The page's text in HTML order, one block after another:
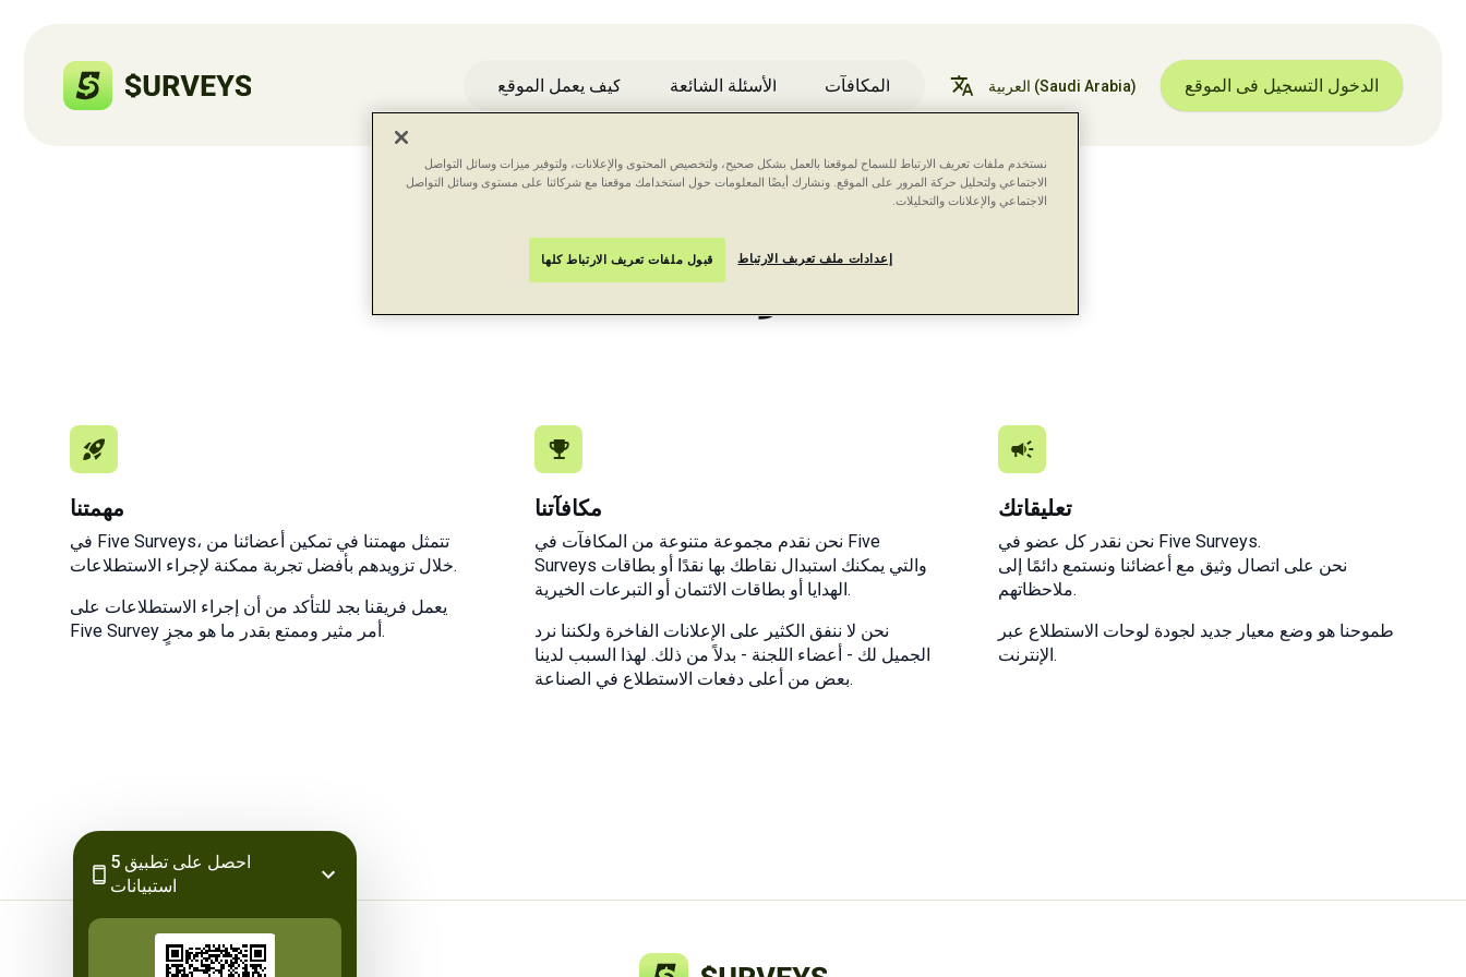
كيف يعمل الموقع الأسئلة الشائعة المكافآت العربية (Saudi Arabia) الدخول التسجيل فى الموقع
كلمة عن خمس استطلاعات
معلومات عنا
مهمتنا
في Five Surveys، تتمثل مهمتنا في تمكين أعضائنا من
خلال تزويدهم بأفضل تجربة ممكنة لإجراء الاستطلاعات.
يعمل فريقنا بجد للتأكد من أن إجراء الاستطلاعات على
Five Survey أمر مثير وممتع بقدر ما هو مجزٍ.
مكافآتنا
نحن نقدم مجموعة متنوعة من المكافآت في Five
Surveys والتي يمكنك استبدال نقاطك بها نقدًا أو بطاقات
الهدايا أو بطاقات الائتمان أو التبرعات الخيرية.
نحن لا ننفق الكثير على الإعلانات الفاخرة ولكننا نرد
الجميل لك - أعضاء اللجنة - بدلاً من ذلك. لهذا السبب لدينا
بعض من أعلى دفعات الاستطلاع في الصناعة.
تعليقاتك
نحن نقدر كل عضو في Five Surveys.
نحن على اتصال وثيق مع أعضائنا ونستمع دائمًا إلى
ملاحظاتهم.
طموحنا هو وضع معيار جديد لجودة لوحات الاستطلاع عبر
الإنترنت.
احصل على تطبيق 5
استبيانات
نستخدم ملفات تعريف الارتباط للسماح لموقعنا بالعمل بشكل صحيح، ولتخصيص المحتوى والإعلانات، ولتوفير ميزات وسائل التواصل
الاجتماعي ولتحليل حركة المرور على الموقع. ونشارك أيضًا المعلومات حول استخدامك موقعنا مع شركائنا على مستوى وسائل التواصل
الاجتماعي والإعلانات والتحليلات.
قبول ملفات تعريف الارتباط كلها إعدادات ملف تعريف الارتباط